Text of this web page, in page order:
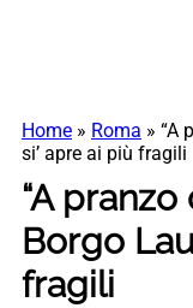
Home » Roma » “A
si’ apre ai più fragili
“A pranzo
Borgo
fragili